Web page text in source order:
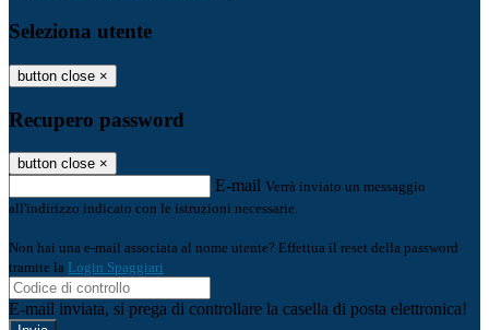
Seleziona utente
button close ×
Recupero password
button close ×
E-mail Verrà inviato un messaggio
all'indirizzo indicato con le istruzioni necessarie.
Non hai una e-mail associata al nome utente? Effettua il reset della password
tramite la Login Spaggiari
E-mail inviata, si prega di controllare la casella di posta elettronica!